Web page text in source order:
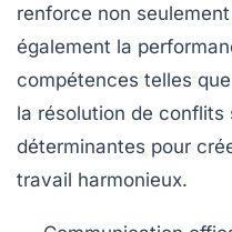
renforce non
également la
compétences telles que
la résolution de conflits
déterminantes pour
travail harmonieux.